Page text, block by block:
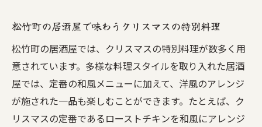
松竹町の居酒屋で味わうクリスマスの特別料理
松竹町の居酒屋では、クリスマスの特別料理が数多く用
意されています。多様な料理スタイルを取り入れた居酒
屋では、定番の和風メニューに加えて、洋風のアレンジ
が施された一品も楽しむことができます。たとえば、ク
リスマスの定番であるローストチキンを和風にアレンジ